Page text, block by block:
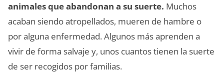
animales que abandonan a su suerte. Muchos
acaban siendo atropellados, mueren de hambre o
por alguna enfermedad. Algunos más aprenden a
vivir de forma salvaje y, unos cuantos tienen la suerte
de ser recogidos por familias.